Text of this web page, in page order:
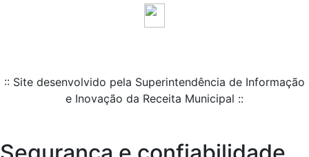
:: Site desenvolvido pela Superintendência de Informação
e Inovação da Receita Municipal ::